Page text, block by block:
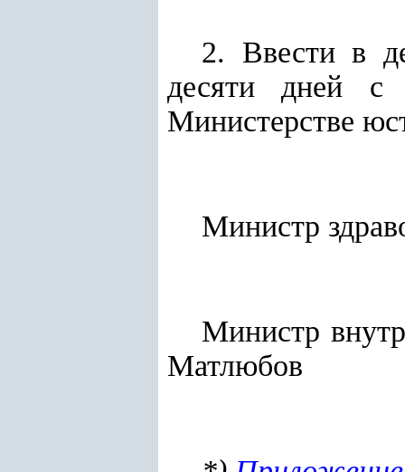
2. Ввести в
десяти дней с
Министерстве
Министр
Матлюбов